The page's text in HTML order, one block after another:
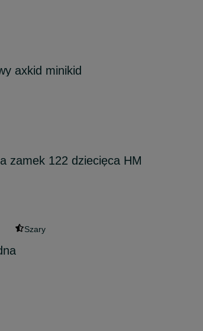
axkid minikid
zamek 122 dziecięca HM
Szary